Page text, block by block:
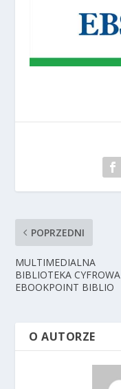
POPRZEDNI
MULTIMEDIALNA
BIBLIOTEKA CYFROWA
EBOOKPOINT BIBLIO
O AUTORZE